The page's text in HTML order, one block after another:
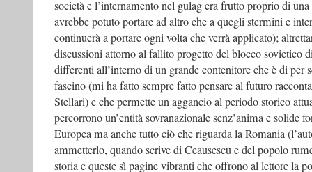
società e l’internamento nel gulag era frutto proprio di
avrebbe potuto portare ad altro che a quegli stermini e
continuerà a portare ogni volta che verrà applicato);
discussioni attorno al fallito progetto del blocco sovietico
differenti all’interno di un grande contenitore che è di per
fascino (mi ha fatto sempre fatto pensare al futuro
Stellari) e che permette un aggancio al periodo storico
percorrono un’entità sovranazionale senz’anima e solide
Europea ma anche tutto ciò che riguarda la Romania
ammetterlo, quando scrive di Ceausescu e del popolo
storia e queste sì pagine vibranti che offrono al lettore la